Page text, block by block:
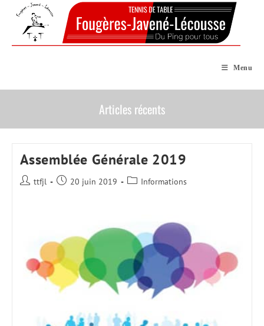
content
Menu
Articles récents
Assemblée Générale 2019
Auteur/autrice
ttfjl
Publication
20 juin 2019
PostInformations